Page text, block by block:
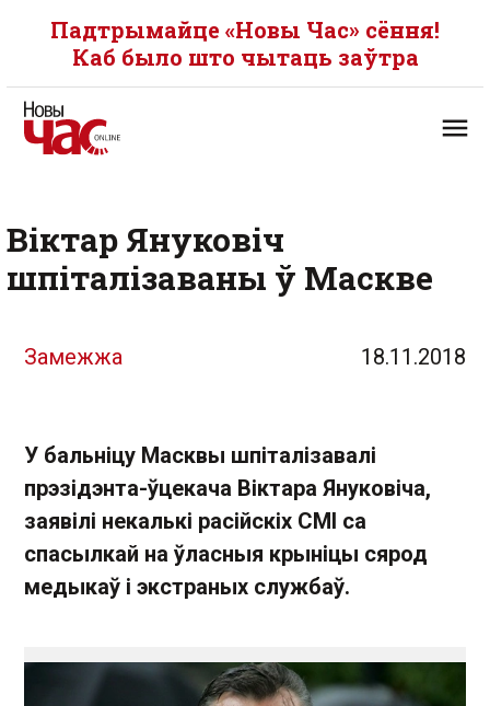
Падтрымайце «Новы Час» сёння!
Каб было што чытаць заўтра
Віктар Януковіч
шпіталізаваны ў Маскве
Замежжа 18.11.2018
У бальніцу Масквы шпіталізавалі
прэзідэнта-ўцекача Віктара Януковіча,
заявілі некалькі расійскіх СМІ са
спасылкай на ўласныя крыніцы сярод
медыкаў і экстраных службаў.